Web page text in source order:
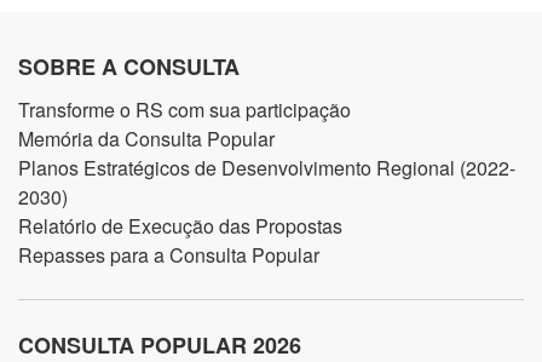
SOBRE A CONSULTA
Transforme o RS com sua participação
Memória da Consulta Popular
Planos Estratégicos de Desenvolvimento Regional (2022-
2030)
Relatório de Execução das Propostas
Repasses para a Consulta Popular
CONSULTA POPULAR 2026